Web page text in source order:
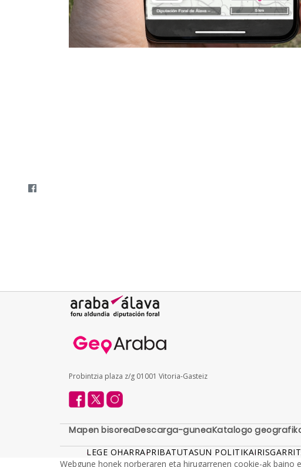
Probintzia plaza z/g 01001 Vitoria-Gasteiz
Mapen bisoreaDescarga-guneaKatalogo
LEGE OHARRAPRIBATUTASUN POLITIKA
Webgune honek norberaren eta hirugarrenen cookie-ak